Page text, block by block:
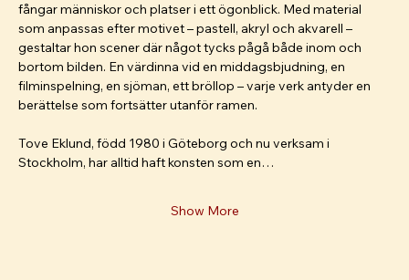
fångar människor och platser i ett ögonblick. Med material
som anpassas efter motivet – pastell, akryl och akvarell –
gestaltar hon scener där något tycks pågå både inom och
bortom bilden. En värdinna vid en middagsbjudning, en
filminspelning, en sjöman, ett bröllop – varje verk antyder en
berättelse som fortsätter utanför ramen.
Tove Eklund, född 1980 i Göteborg och nu verksam i
Stockholm, har alltid haft konsten som en…
Show More